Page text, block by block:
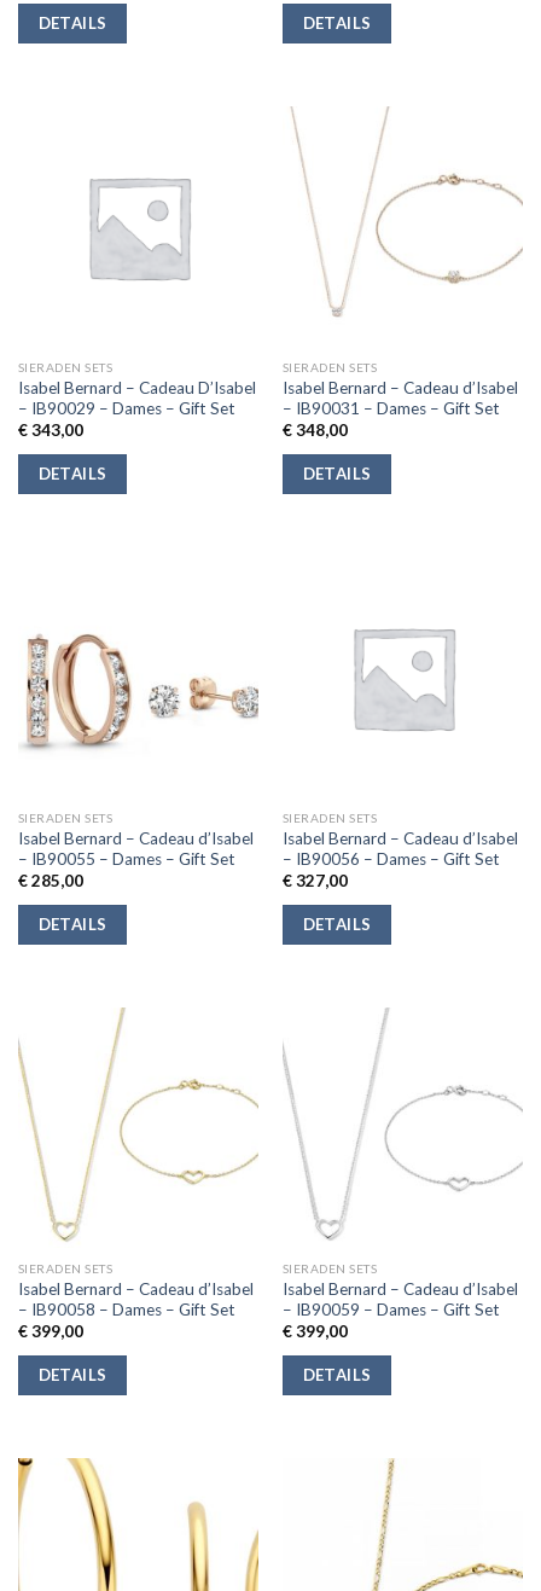
DETAILS DETAILS
SIERADEN SETS
Isabel Bernard – Cadeau D’Isabel
– IB90029 – Dames – Gift Set
€343,00
DETAILS
SIERADEN SETS
Isabel Bernard – Cadeau d’Isabel
– IB90031 – Dames – Gift Set
€348,00
DETAILS
SIERADEN SETS
Isabel Bernard – Cadeau d’Isabel
– IB90055 – Dames – Gift Set
€285,00
DETAILS
SIERADEN SETS
Isabel Bernard – Cadeau d’Isabel
– IB90056 – Dames – Gift Set
€327,00
DETAILS
SIERADEN SETS
Isabel Bernard – Cadeau d’Isabel
– IB90058 – Dames – Gift Set
€399,00
DETAILS
SIERADEN SETS
Isabel Bernard – Cadeau d’Isabel
– IB90059 – Dames – Gift Set
€399,00
DETAILS